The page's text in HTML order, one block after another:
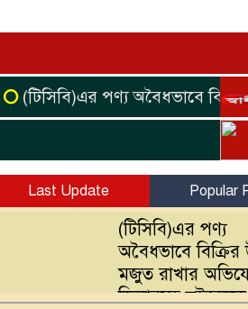
পণ্য অবৈধভাবে বিক্রির
Last Update Popular
(টিসিবি)এর পণ্য
অবৈধভাবে বিক্রির
মজুত রাখার
ডিলারসহ